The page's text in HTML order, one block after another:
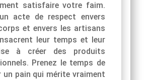
satisfaire votre faim.
acte de respect envers
et envers les artisans
leur temps et leur
à créer des produits
Prenez le temps de
un pain qui mérite vraiment